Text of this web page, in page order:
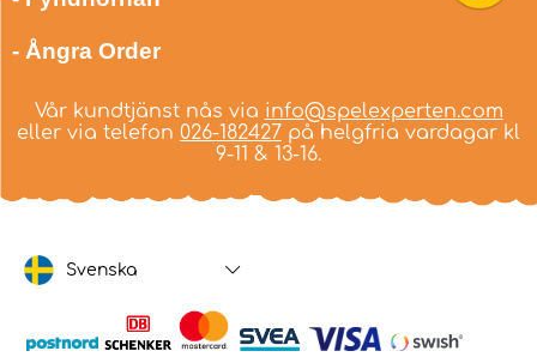
- Ångra Order
Vår kundtjänst nås via info@spelexperten.com
eller via telefon 026-182427 på helgfria vardagar kl
9-11 & 13-16.
Svenska